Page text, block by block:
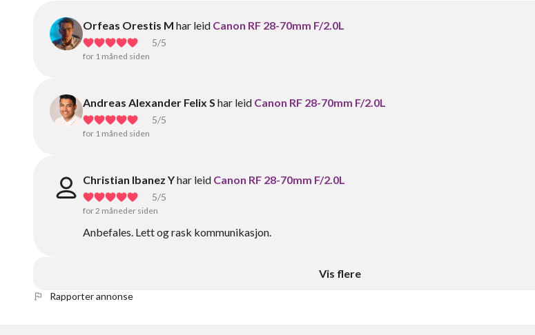
Orfeas Orestis M har leid Canon RF 28-70mm F/2.0L
5/5
for 1 måned siden
Andreas Alexander Felix S har leid Canon RF 28-70mm F/2.0L
5/5
for 1 måned siden
Christian Ibanez Yhar leid Canon RF 28-70mm F/2.0L
5/5
for 2 måneder siden
Anbefales. Lett og rask kommunikasjon.
Vis flere
Rapporter annonse